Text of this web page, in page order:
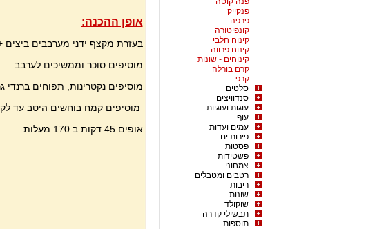
פנקייק
פרפה
קונפיטורה
קינוח חלבי
קינוח פרווה
קינוחים - שונות
קרם בורלה
קרפ
סלטים
סנדוויצים
עוגות ועוגיות
עוף
עמים ועדות
פירות ים
פסטות
פשטידות
צמחוני
רטבים ומטבלים
ריבות
שונות
שוקולד
תבשילי קדרה
תוספות
אופן ההכנה:
בעזרת מקצף ידני מערבבים ביצים
מוסיפים סוכר וממשיכים לערבב.
מוסיפים נקטרינות, תפוחים ברנדי
מוסיפים קמח בוחשים היטב עד
אופים 45 דקות ב 170 מעלות